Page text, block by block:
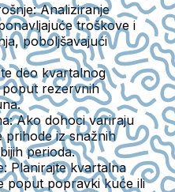
Analiziranje
troškove i
poboljšavajući
deo kvartalnog
poput rezervnih
Ako dohoci variraju
prihode iz snažnih
perioda.
Planirajte kvartalna
poput popravki kuće ili